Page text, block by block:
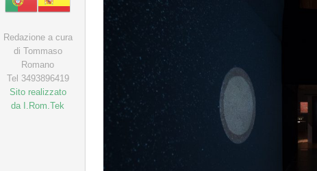
Redazione a cura
di Tommaso
Romano
Tel 3493896419
Sito realizzato
da I.Rom.Tek